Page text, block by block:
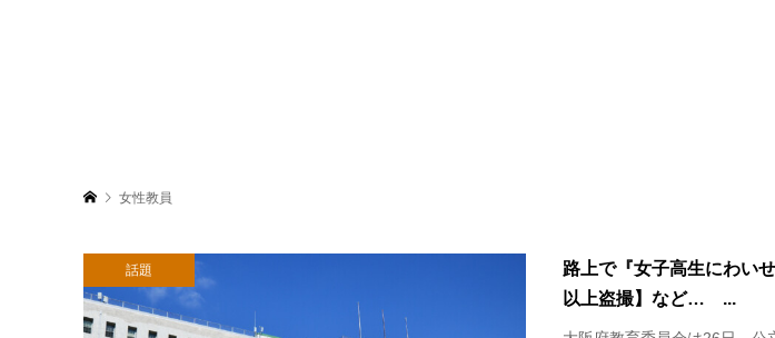
女性教員
話題
路上で『女子高生にわい
以上盗撮】など… ...